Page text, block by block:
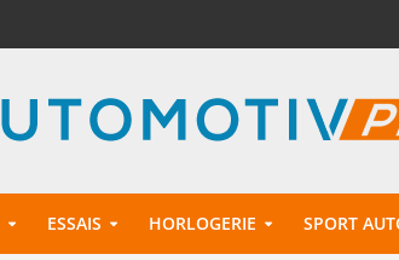
ESSAIS HORLOGERIE SPORT